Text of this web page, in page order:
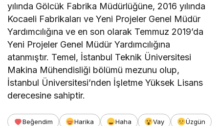
yılında Gölcük Fabrika Müdürlüğüne, 2016 yılında
Kocaeli Fabrikaları ve Yeni Projeler Genel Müdür
Yardımcılığına ve en son olarak Temmuz 2019’da
Yeni Projeler Genel Müdür Yardımcılığına
atanmıştır. Temel, İstanbul Teknik Üniversitesi
Makina Mühendisliği bölümü mezunu olup,
İstanbul Üniversitesi’nden İşletme Yüksek Lisans
derecesine sahiptir.
Beğendim Harika Haha Vay
Üzgün